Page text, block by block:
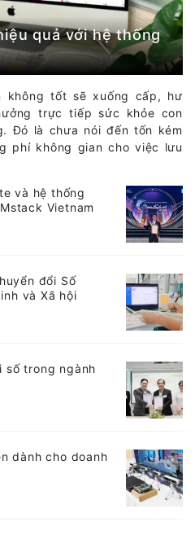
quả với hệ thống
không tốt sẽ xuống cấp, hư
trực tiếp sức khỏe con
Đó là chưa nói đến tốn kém
phí không gian cho việc lưu
và hệ thống
Vietnam
đổi Số
và Xã hội
số trong ngành
dành cho doanh